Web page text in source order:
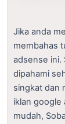
Jika anda
membahas
adsense ini.
dipahami
singkat dan
iklan google
mudah,